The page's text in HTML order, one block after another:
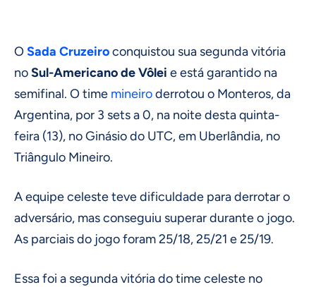
OSada Cruzeiroconquistou sua segunda vitória
noSul-Americano de Vôlei e está garantido na
semifinal. O time mineiroderrotou o Monteros, da
Argentina, por 3 sets a 0, na noite desta quinta-
feira (13), no Ginásio do UTC, em Uberlândia, no
Triângulo Mineiro.
A equipe celeste teve dificuldade para derrotar o
adversário, mas conseguiu superar durante o jogo.
As parciais do jogo foram 25/18, 25/21 e 25/19.
Essa foi a segunda vitória do time celeste no